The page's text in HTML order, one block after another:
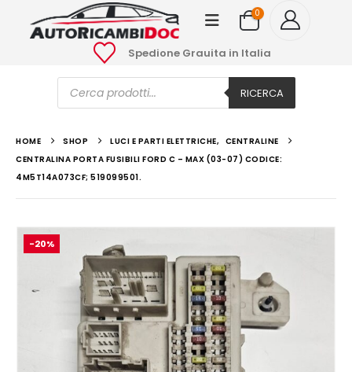
0
Spedione Grauita in Italia
Ricerca
prodotti RICERCA
HOME SHOP LUCI E PARTI ELETTRICHE, CENTRALINE
CENTRALINA PORTA FUSIBILI FORD C – MAX (03-07) CODICE:
4M5T14A073CF; 519099501.
-20%